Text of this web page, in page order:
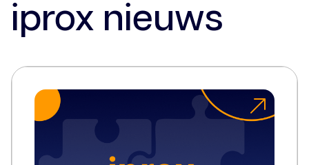
iprox nieuws